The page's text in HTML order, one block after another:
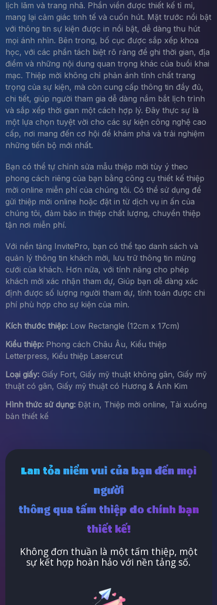
lịch lãm và trang nhã. Phần viền được thiết kế tỉ mỉ,
mang lại cảm giác tinh tế và cuốn hút. Mặt trước nổi bật
với thông tin sự kiện được in nổi bật, dễ dàng thu hút
mọi ánh nhìn. Bên trong, bố cục được sắp xếp khoa
học, với các phần tách biệt rõ ràng để ghi thời gian, địa
điểm và những nội dung quan trọng khác của buổi khai
mạc. Thiệp mời không chỉ phản ánh tính chất trang
trọng của sự kiện, mà còn cung cấp thông tin đầy đủ,
chi tiết, giúp người tham gia dễ dàng nắm bắt lịch trình
và sắp xếp thời gian một cách hợp lý. Đây thực sự là
một lựa chọn tuyệt vời cho các sự kiện công nghệ cao
cấp, nơi mang đến cơ hội để khám phá và trải nghiệm
những tiến bộ mới nhất.
Bạn có thể tự chỉnh sửa mẫu thiệp mời tùy ý theo
phong cách riêng của bạn bằng công cụ thiết kế thiệp
mời online miễn phí của chúng tôi. Có thể sử dụng để
gửi thiệp mời online hoặc đặt in từ dịch vụ in ấn của
chúng tôi, đảm bảo in thiệp chất lượng, chuyển thiệp
tận nơi miễn phí.
Với nền tảng InvitePro, bạn có thể tạo danh sách và
quản lý thông tin khách mời, lưu trữ thông tin mừng
cưới của khách. Hơn nữa, với tính năng cho phép
khách mời xác nhận tham dự, Giúp bạn dễ dàng xác
định được số lượng người tham dự, tính toán được chi
phí phù hợp cho sự kiện của mìn.
Kích thước thiệp:Low Rectangle (12cm x 17cm)
Kiểu thiệp:Phong cách Châu Âu, Kiểu thiệp
Letterpress, Kiểu thiệp Lasercut
Loại giấy:Giấy Fort, Giấy mỹ thuật không gân, Giấy mỹ
thuật có gân, Giấy mỹ thuật có Hương & Ánh Kim
Hình thức sử dụng:Đặt in, Thiệp mời online, Tải xuống
bản thiết kế
Lan tỏa niềm vui của bạn đến mọi
người
thông qua tấm thiệp do chính bạn
thiết kế!
Không đơn thuần là một tấm thiệp, một
sự kết hợp hoàn hảo với nền tảng số.